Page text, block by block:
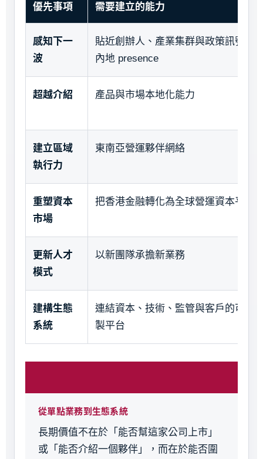
優先事項 需要建立的能力
感知下一
波
貼近創辦人、產業集群與政策訊號的
內地 presence
超越介紹 產品與市場本地化能力
建立區域
執行力
東南亞營運夥伴網絡
重塑資本
市場
把香港金融轉化為全球營運資本平台
更新人才
模式
以新團隊承擔新業務
建構生態
系統
連結資本、技術、監管與客戶的可複
製平台
從單點業務到生態系統
長期價值不在於「能否幫這家公司上市」
或「能否介紹一個夥伴」，而在於能否圍